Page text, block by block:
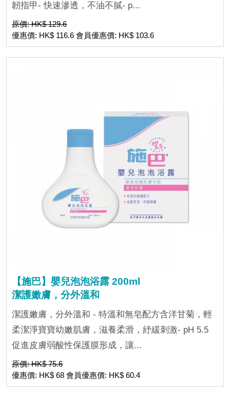
韌指甲- 快速滲透，不油不膩- p...
原價: HK$ 129.6
優惠價: HK$ 116.6 會員優惠價: HK$ 103.6
【施巴】嬰兒泡泡浴露 200ml
潔護嫩膚，分外溫和
潔護嫩膚，分外溫和 - 特溫和無皂配方含洋甘菊，輕
柔潔淨寶寶幼嫩肌膚，滋養柔滑，紓緩刺激- pH 5.5
促進皮膚弱酸性保護膜形成，讓...
原價: HK$ 75.6
優惠價: HK$ 68 會員優惠價: HK$ 60.4